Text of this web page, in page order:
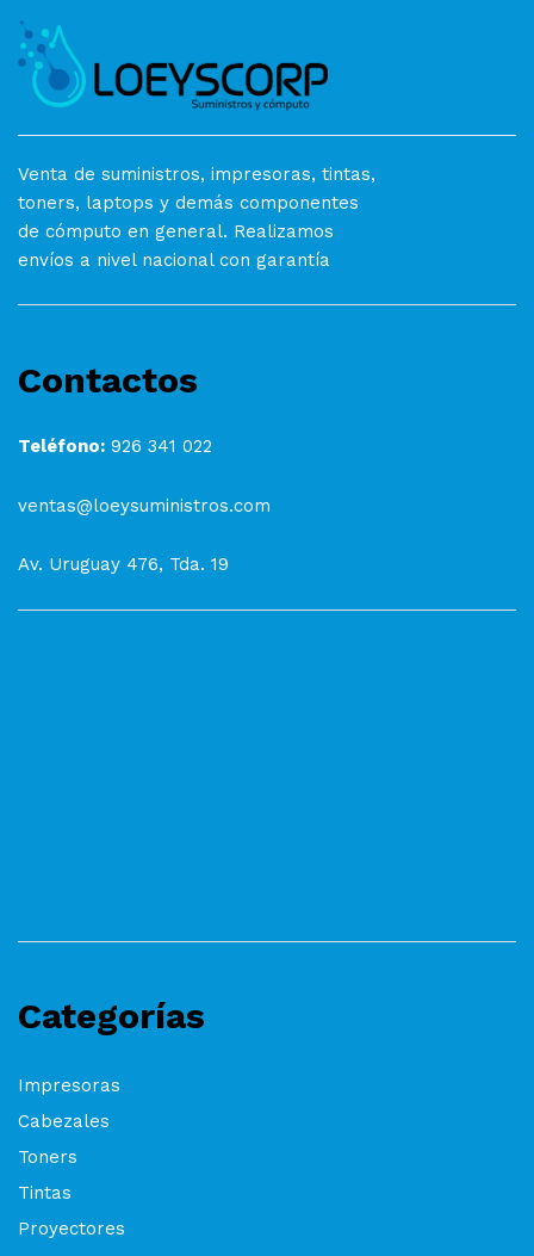
Venta de suministros, impresoras, tintas,
toners, laptops y demás componentes
de cómputo en general. Realizamos
envíos a nivel nacional con garantía
Contactos
Teléfono: 926 341 022
ventas@loeysuministros.com
Av. Uruguay 476, Tda. 19
Categorías
Impresoras
Cabezales
Toners
Tintas
Proyectores